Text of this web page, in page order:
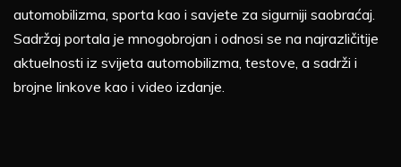
automobilizma, sporta kao i savjete za sigurniji saobraćaj.
Sadržaj portala je mnogobrojan i odnosi se na najrazličitije
aktuelnosti iz svijeta automobilizma, testove, a sadrži i
brojne linkove kao i video izdanje.